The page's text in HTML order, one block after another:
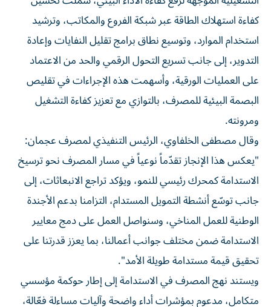
كفاءة استهلاك الطاقة عبر شبكة الفروع والمكاتب، وترشيد
استخدام الموارد، وتوسيع نطاق برامج تقليل النفايات وإعادة
التدوير، إلى جانب تسريع التحول الرقمي والحد من الاعتماد
على العمليات الورقية، وأسهمت هذه الإجراءات في تقليص
البصمة البيئية للمصرف، بالتوازي مع تعزيز كفاءة التشغيل
ومرونته.
وقال مصطفى الخلفاوي، الرئيس التنفيذي لمصرف عجمان:
"يعكس هذا الإنجاز تقدّماً نوعياً في مسار المصرف نحو ترسيخ
الاستدامة كمحرك رئيسي للنمو، ويؤكد تراجع الانبعاثات، إلى
جانب توسّع أنشطة التمويل المستدام، التزامنا بدعم الأجندة
الوطنية للعمل المناخي، وسنواصل العمل على دمج معايير
الاستدامة ضمن مختلف جوانب أعمالنا، بما يعزز قدرتنا على
تحقيق قيمة مستدامة طويلة الأمد".
ويستند نهج المصرف في الاستدامة إلى إطار حوكمة مؤسسي
متكامل، مدعوم بمؤشرات أداء واضحة وآليات مساءلة فعّالة،